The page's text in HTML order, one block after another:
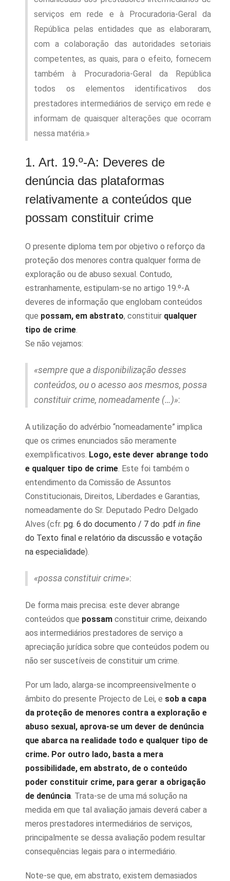
serviços em rede e à Procuradoria-Geral da
República pelas entidades que as elaboraram,
com a colaboração das autoridades setoriais
competentes, as quais, para o efeito, fornecem
também à Procuradoria-Geral da República
todos os elementos identificativos dos
prestadores intermediários de serviço em rede e
informam de quaisquer alterações que ocorram
nessa matéria.»
1. Art. 19.º-A: Deveres de
denúncia das plataformas
relativamente a conteúdos que
possam constituir crime
O presente diploma tem por objetivo o reforço da
proteção dos menores contra qualquer forma de
exploração ou de abuso sexual. Contudo,
estranhamente, estipulam-se no artigo 19.º-A
deveres de informação que englobam conteúdos
que possam, em abstrato, constituir qualquer
tipo de crime.
Se não vejamos:
«sempre que a disponibilização desses
conteúdos, ou o acesso aos mesmos, possa
constituir crime, nomeadamente (…)»:
A utilização do advérbio “nomeadamente” implica
que os crimes enunciados são meramente
exemplificativos. Logo, este dever abrange todo
e qualquer tipo de crime. Este foi também o
entendimento da Comissão de Assuntos
Constitucionais, Direitos, Liberdades e Garantias,
nomeadamente do Sr. Deputado Pedro Delgado
Alves (cfr. pg. 6 do documento / 7 do .pdf in fine
do Texto final e relatório da discussão e votação
na especialidade).
«possa constituir crime»:
De forma mais precisa: este dever abrange
conteúdos que possam constituir crime, deixando
aos intermediários prestadores de serviço a
apreciação jurídica sobre que conteúdos podem ou
não ser suscetíveis de constituir um crime.
Por um lado, alarga-se incompreensivelmente o
âmbito do presente Projecto de Lei, e sob a capa
da proteção de menores contra a exploração e
abuso sexual, aprova-se um dever de denúncia
que abarca na realidade todo e qualquer tipo de
crime. Por outro lado, basta a mera
possibilidade, em abstrato, de o conteúdo
poder constituir crime, para gerar a obrigação
de denúncia. Trata-se de uma má solução na
medida em que tal avaliação jamais deverá caber a
meros prestadores intermediários de serviços,
principalmente se dessa avaliação podem resultar
consequências legais para o intermediário.
Note-se que, em abstrato, existem demasiados